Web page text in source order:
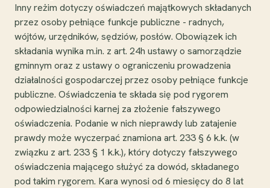
Inny reżim dotyczy oświadczeń majątkowych składanych
przez osoby pełniące funkcje publiczne - radnych,
wójtów, urzędników, sędziów, posłów. Obowiązek ich
składania wynika m.in. z art. 24h ustawy o samorządzie
gminnym oraz z ustawy o ograniczeniu prowadzenia
działalności gospodarczej przez osoby pełniące funkcje
publiczne. Oświadczenia te składa się pod rygorem
odpowiedzialności karnej za złożenie fałszywego
oświadczenia. Podanie w nich nieprawdy lub zatajenie
prawdy może wyczerpać znamiona art. 233 § 6 k.k. (w
związku z art. 233 § 1 k.k.), który dotyczy fałszywego
oświadczenia mającego służyć za dowód, składanego
pod takim rygorem. Kara wynosi od 6 miesięcy do 8 lat